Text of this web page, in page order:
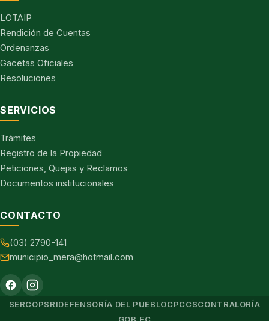
LOTAIP
Rendición de Cuentas
Ordenanzas
Gacetas Oficiales
Resoluciones
SERVICIOS
Trámites
Registro de la Propiedad
Peticiones, Quejas y Reclamos
Documentos institucionales
CONTACTO
(03) 2790-141
municipio_mera@hotmail.com
SERCOPSRIDEFENSORÍA DEL PUEBLOCPCCSCONTRALORÍA